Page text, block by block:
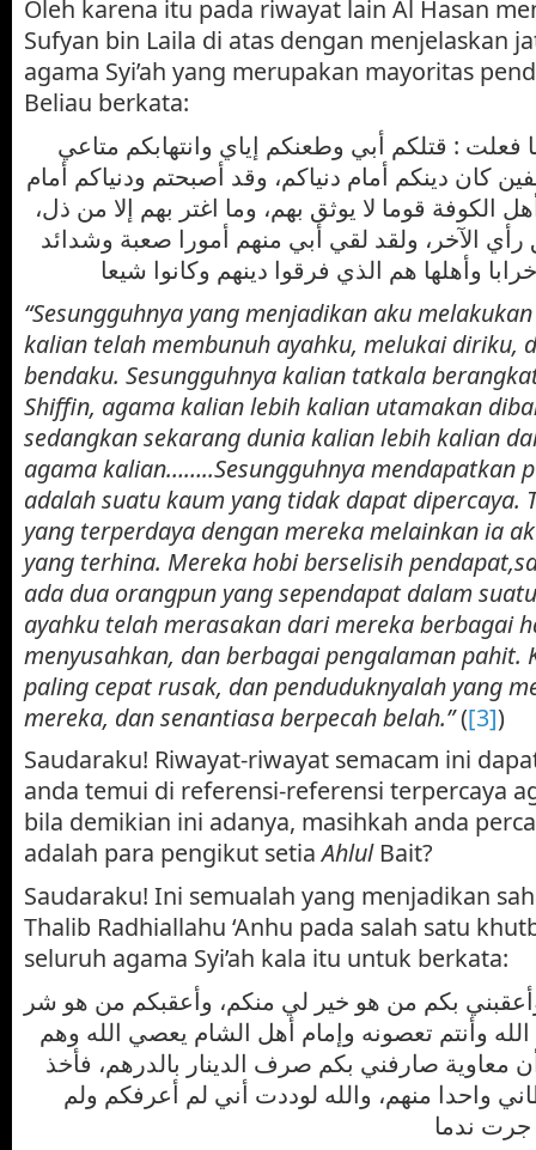
Oleh karena itu pada riwayat lain Al Hasan
Sufyan bin Laila di atas dengan menjelaskan
agama Syi’ah yang merupakan mayoritas
Beliau berkata:
: قتلكم أبي وطعنكم إياي وانتهابكم متاعي
كان دينكم أمام دنياكم، وقد أصبحتم ودنياكم أمام
الكوفة قوما لا يوثق بهم، وما اغتر بهم إلا من ذل،
الآخر، ولقد لقي أبي منهم أمورا صعبة وشدائد
وأهلها هم الذي فرقوا دينهم وكانوا شيعا
“Sesungguhnya yang menjadikan aku
kalian telah membunuh ayahku, melukai diriku,
bendaku. Sesungguhnya kalian tatkala
Shiffin, agama kalian lebih kalian utamakan
sedangkan sekarang dunia kalian lebih kalian
agama kalian……..Sesungguhnya mendapatkan
adalah suatu kaum yang tidak dapat dipercaya.
yang terperdaya dengan mereka melainkan ia
yang terhina. Mereka hobi berselisih
ada dua orangpun yang sependapat dalam
ayahku telah merasakan dari mereka berbagai
menyusahkan, dan berbagai pengalaman pahit.
paling cepat rusak, dan penduduknyalah yang
mereka, dan senantiasa berpecah belah.”([3])
Saudaraku! Riwayat-riwayat semacam ini
anda temui di referensi-referensi terpercaya
bila demikian ini adanya, masihkah anda
adalah para pengikut setiaAhlul Bait?
Saudaraku! Ini semualah yang menjadikan
Thalib Radhiallahu ‘Anhu pada salah satu
seluruh agama Syi’ah kala itu untuk berkata:
بكم من هو خير لي منكم، وأعقبكم من هو شر
وأنتم تعصونه وإمام أهل الشام يعصي الله وهم
معاوية صارفني بكم صرف الدينار بالدرهم، فأخذ
واحدا منهم، والله لوددت أني لم أعرفكم ولم